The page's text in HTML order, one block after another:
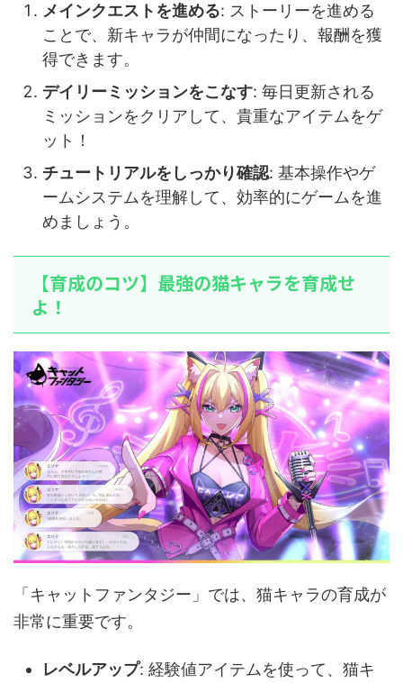
メインクエストを進める: ストーリーを進める
ことで、新キャラが仲間になったり、報酬を獲
得できます。
デイリーミッションをこなす: 毎日更新される
ミッションをクリアして、貴重なアイテムをゲ
ット！
チュートリアルをしっかり確認: 基本操作やゲ
ームシステムを理解して、効率的にゲームを進
めましょう。
【育成のコツ】最強の猫キャラを育成せ
よ！
「キャットファンタジー」では、猫キャラの育成が
非常に重要です。
レベルアップ: 経験値アイテムを使って、猫キ